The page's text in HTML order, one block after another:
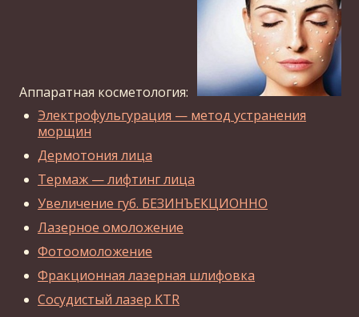
Аппаратная косметология:
Электрофульгурация — метод устранения
морщин
Дермотония лица
Термаж — лифтинг лица
Увеличение губ. БЕЗИНЪЕКЦИОННО
Лазерное омоложение
Фотоомоложение
Фракционная лазерная шлифовка
Сосудистый лазер KTR